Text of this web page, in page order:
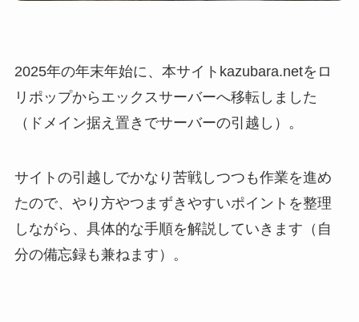
2025年の年末年始に、本サイトkazubara.netをロ
リポップからエックスサーバーへ移転しました
（ドメイン据え置きでサーバーの引越し）。
サイトの引越しでかなり苦戦しつつも作業を進め
たので、やり方やつまずきやすいポイントを整理
しながら、具体的な手順を解説していきます（自
分の備忘録も兼ねます）。